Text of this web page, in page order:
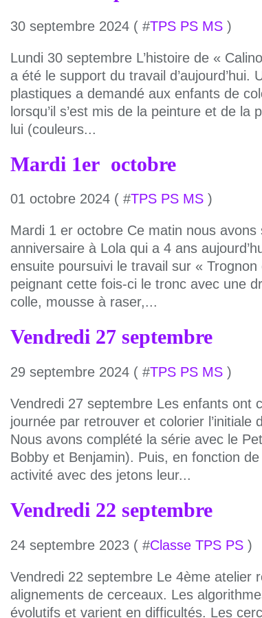
30 septembre 2024 ( #TPS PS MS )
Lundi 30 septembre L’histoire de «
a été le support du travail d’aujourd’hui.
plastiques a demandé aux enfants de
lorsqu’il s’est mis de la peinture et de la
lui (couleurs...
Mardi 1er octobre
01 octobre 2024 ( #TPS PS MS )
Mardi 1 er octobre Ce matin nous avons
anniversaire à Lola qui a 4 ans
ensuite poursuivi le travail sur « Trognon
peignant cette fois-ci le tronc avec une
colle, mousse à raser,...
Vendredi 27 septembre
29 septembre 2024 ( #TPS PS MS )
Vendredi 27 septembre Les enfants ont
journée par retrouver et colorier l’initiale
Nous avons complété la série avec le
Bobby et Benjamin). Puis, en fonction
activité avec des jetons leur...
Vendredi 22 septembre
24 septembre 2023 ( #Classe TPS PS )
Vendredi 22 septembre Le 4ème atelier
alignements de cerceaux. Les
évolutifs et varient en difficultés. Les